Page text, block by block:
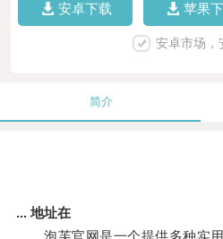
安卓下载 苹果
安卓市场，
简介
... 地址在